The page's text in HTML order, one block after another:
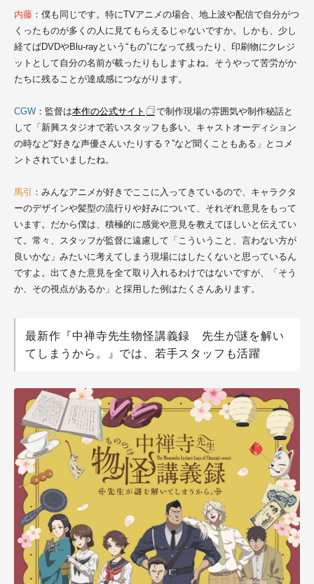
内藤 ：僕も同じです。特にTVアニメの場合、地上波や配信で自分がつ
くったものが多くの人に見てもらえるじゃないですか。しかも、少し
経てばDVDやBlu-rayという“もの”になって残ったり、印刷物にクレジ
ットとして自分の名前が載ったりもしますよね。そうやって苦労がか
たちに残ることが達成感につながります。
CGW ：監督は本作の公式サイト
で制作現場の雰囲気や制作秘話と
して「新興スタジオで若いスタッフも多い。キャストオーディション
の時など“好きな声優さんいたりする？”など聞くこともある」とコメ
ントされていましたね。
馬引
：みんなアニメが好きでここに入ってきているので、キャラクタ
ーのデザインや髪型の流行りや好みについて、それぞれ意見をもって
います。だから僕は、積極的に感覚や意見を教えてほしいと伝えてい
て。常々、スタッフが監督に遠慮して「こういうこと、言わない方が
良いかな」みたいに考えてしまう現場にはしたくないと思っているん
ですよ。出てきた意見を全て取り入れるわけではないですが、「そう
か、その視点があるか」と採用した例はたくさんあります。
最新作『中禅寺先生物怪講義録 先生が謎を解い
てしまうから。』では、若手スタッフも活躍